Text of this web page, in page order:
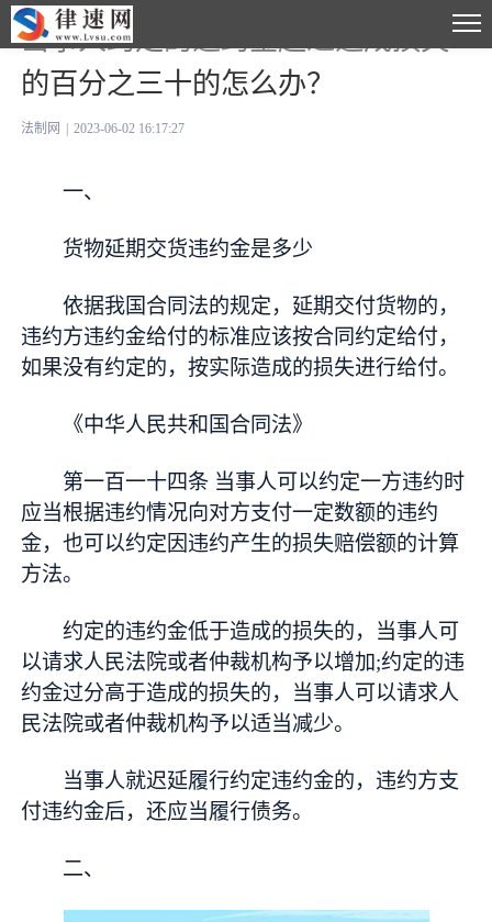
当事人约定的违约金超过造成损失
的百分之三十的怎么办？
法制网 2023-06-02 16:17:27
一、
货物延期交货违约金是多少
依据我国合同法的规定，延期交付货物的，
违约方违约金给付的标准应该按合同约定给付，
如果没有约定的，按实际造成的损失进行给付。
《中华人民共和国合同法》
第一百一十四条 当事人可以约定一方违约时
应当根据违约情况向对方支付一定数额的违约
金，也可以约定因违约产生的损失赔偿额的计算
方法。
约定的违约金低于造成的损失的，当事人可
以请求人民法院或者仲裁机构予以增加;约定的违
约金过分高于造成的损失的，当事人可以请求人
民法院或者仲裁机构予以适当减少。
当事人就迟延履行约定违约金的，违约方支
付违约金后，还应当履行债务。
二、